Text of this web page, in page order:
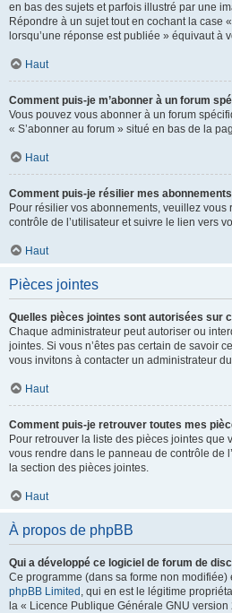
en bas des sujets et parfois illustré par une
Répondre à un sujet tout en cochant la case
lorsqu’une réponse est publiée » équivaut à
Haut
Comment puis-je m’abonner à un forum
Vous pouvez vous abonner à un forum
« S’abonner au forum » situé en bas de la
Haut
Comment puis-je résilier mes
Pour résilier vos abonnements, veuillez
contrôle de l’utilisateur et suivre le lien vers
Haut
Pièces jointes
Quelles pièces jointes sont autorisées sur
Chaque administrateur peut autoriser ou
jointes. Si vous n’êtes pas certain de savoir
vous invitons à contacter un administrateur
Haut
Comment puis-je retrouver toutes mes
Pour retrouver la liste des pièces jointes que
vous rendre dans le panneau de contrôle de
la section des pièces jointes.
Haut
À propos de phpBB
Qui a développé ce logiciel de forum de
Ce programme (dans sa forme non modifiée)
phpBB Limited , qui en est le légitime
la « Licence Publique Générale GNU version